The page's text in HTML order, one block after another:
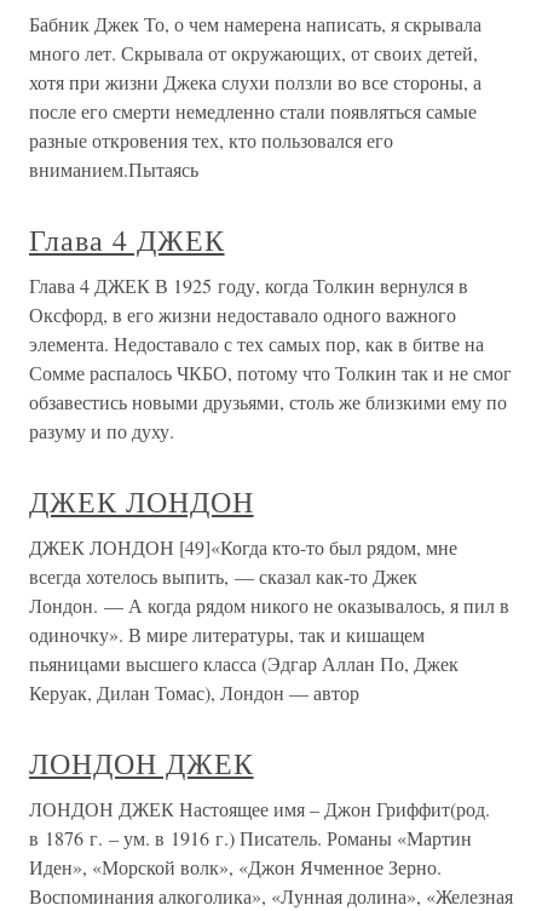
Бабник Джек То, о чем намерена написать, я скрывала
много лет. Скрывала от окружающих, от своих детей,
хотя при жизни Джека слухи ползли во все стороны, а
после его смерти немедленно стали появляться самые
разные откровения тех, кто пользовался его
вниманием.Пытаясь
Глава 4 ДЖЕК
Глава 4 ДЖЕК В 1925 году, когда Толкин вернулся в
Оксфорд, в его жизни недоставало одного важного
элемента. Недоставало с тех самых пор, как в битве на
Сомме распалось ЧКБО, потому что Толкин так и не смог
обзавестись новыми друзьями, столь же близкими ему по
разуму и по духу.
ДЖЕК ЛОНДОН
ДЖЕК ЛОНДОН [49]«Когда кто-то был рядом, мне
всегда хотелось выпить, — сказал как-то Джек
Лондон. — А когда рядом никого не оказывалось, я пил в
одиночку». В мире литературы, так и кишащем
пьяницами высшего класса (Эдгар Аллан По, Джек
Керуак, Дилан Томас), Лондон — автор
ЛОНДОН ДЖЕК
ЛОНДОН ДЖЕК Настоящее имя – Джон Гриффит(род.
в 1876 г. – ум. в 1916 г.) Писатель. Романы «Мартин
Иден», «Морской волк», «Джон Ячменное Зерно.
Воспоминания алкоголика», «Лунная долина», «Железная